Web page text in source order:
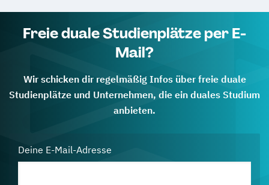
Freie duale Studienplätze per E-
Mail?
Wir schicken dir regelmäßig Infos über freie duale
Studienplätze und Unternehmen, die ein duales Studium
anbieten.
Deine E-Mail-Adresse